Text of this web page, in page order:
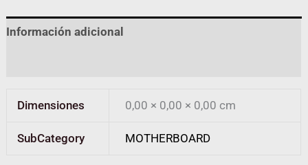
Información adicional
Dimensiones 0,00 × 0,00 × 0,00 cm
SubCategory MOTHERBOARD